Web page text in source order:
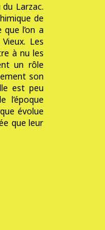
Larzac.
de
l’on a
Les
à nu les
un rôle
son
est peu
l’époque
évolue
que leur